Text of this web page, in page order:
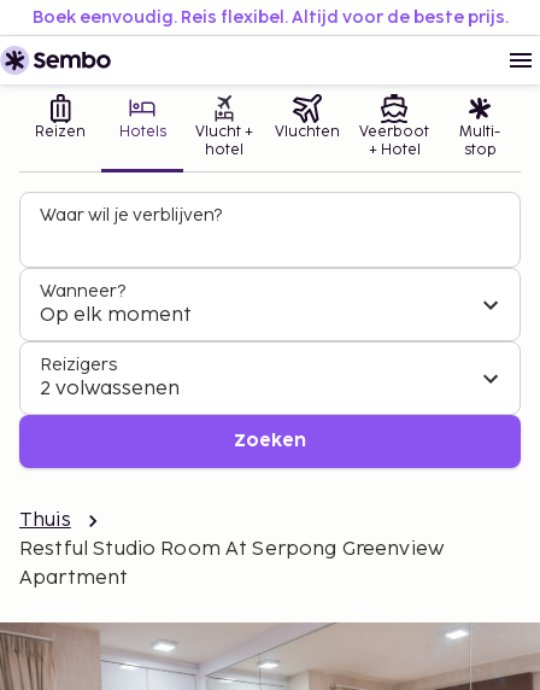
Boek eenvoudig. Reis flexibel. Altijd voor de beste prijs.
Reizen Hotels
Vlucht +
hotel
Vluchten
Veerboot
+ Hotel
Multi-
stop
Waar wil je verblijven?
Wanneer?
Op elk moment
Reizigers
2 volwassenen
Zoeken
Thuis
Restful Studio Room At Serpong Greenview
Apartment